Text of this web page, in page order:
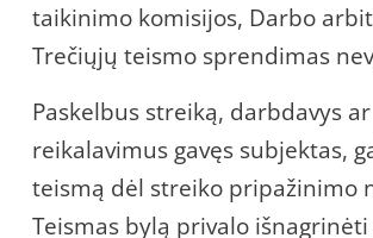
taikinimo komisijos, Darbo
Trečiųjų teismo sprendimas
Paskelbus streiką, darbdavys ar
reikalavimus gavęs subjektas,
teismą dėl streiko pripažinimo
Teismas bylą privalo